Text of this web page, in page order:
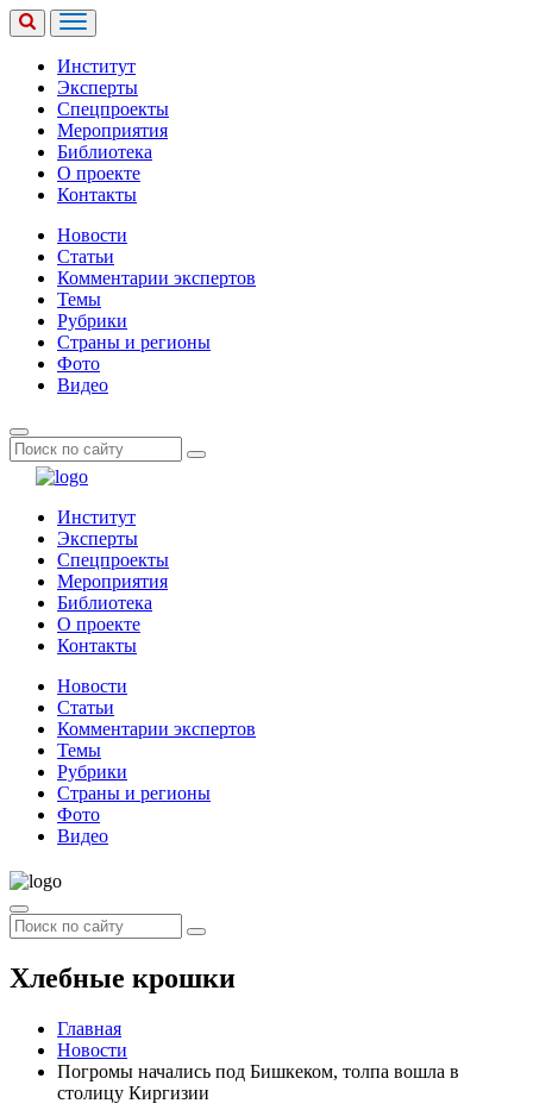
Институт
Эксперты
Спецпроекты
Мероприятия
Библиотека
О проекте
Контакты
Новости
Статьи
Комментарии экспертов
Темы
Рубрики
Страны и регионы
Фото
Видео
Институт
Эксперты
Спецпроекты
Мероприятия
Библиотека
О проекте
Контакты
Новости
Статьи
Комментарии экспертов
Темы
Рубрики
Страны и регионы
Фото
Видео
Хлебные крошки
Главная
Новости
Погромы начались под Бишкеком, толпа вошла в
столицу Киргизии